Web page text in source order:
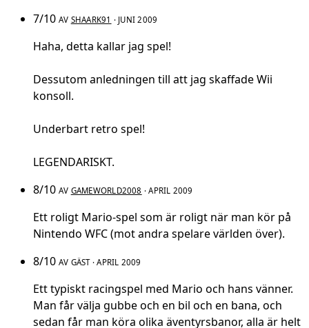
7/10 AV SHAARK91 · JUNI 2009
Haha, detta kallar jag spel!
Dessutom anledningen till att jag skaffade Wii
konsoll.
Underbart retro spel!
LEGENDARISKT.
8/10 AV GAMEWORLD2008 · APRIL 2009
Ett roligt Mario-spel som är roligt när man kör på
Nintendo WFC (mot andra spelare världen över).
8/10 AV GÄST · APRIL 2009
Ett typiskt racingspel med Mario och hans vänner.
Man får välja gubbe och en bil och en bana, och
sedan får man köra olika äventyrsbanor, alla är helt